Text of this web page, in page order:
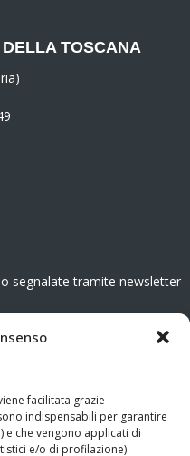
facilitata grazie
indispensabili per garantire
e che vengono applicati di
e/o di profilazione)
TOSCANA
segnalate tramite newsletter
presso il Tribunale di
Direttore responsabile: